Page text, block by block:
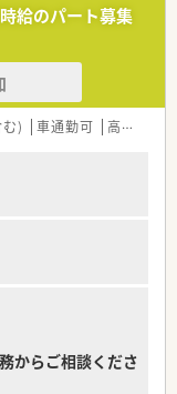
給のパート募集
) 車通勤可 高時給(2,500円以上)
からご相談くださ